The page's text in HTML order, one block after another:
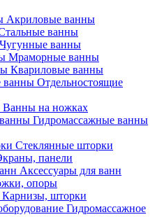
Акриловые ванны
ванны
Чугунные ванны
Мраморные ванны
Квариловые ванны
Отдельностоящие
Ванны на ножках
Гидромассажные ванны
Стеклянные шторки
панели
Аксессуары для ванн
опоры
Карнизы, шторки
Гидромассажное